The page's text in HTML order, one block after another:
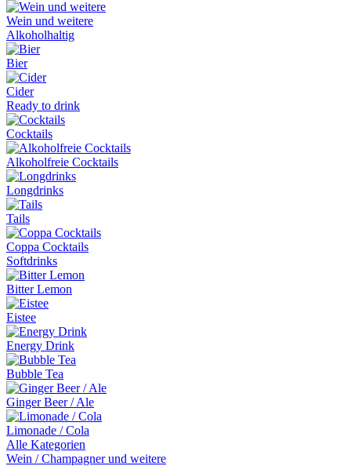
Wein und weitere
Alkoholhaltig
Bier
Cider
Ready to drink
Cocktails
Alkoholfreie Cocktails
Longdrinks
Tails
Coppa Cocktails
Softdrinks
Bitter Lemon
Eistee
Energy Drink
Bubble Tea
Ginger Beer / Ale
Limonade / Cola
Alle Kategorien
Wein / Champagner und weitere